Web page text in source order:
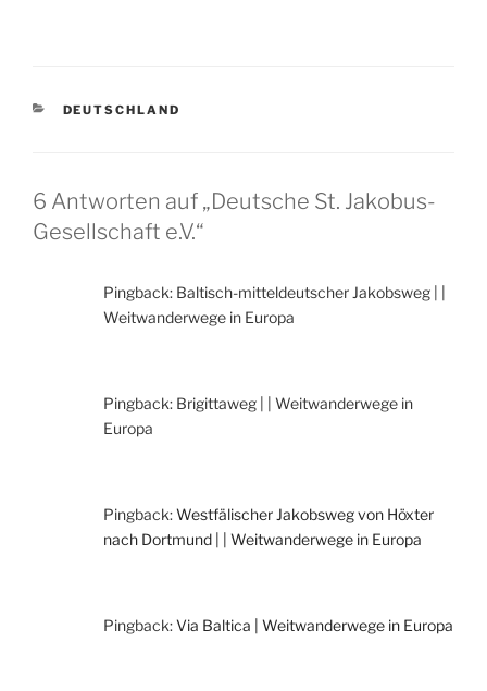
KATEGORIEN
DEUTSCHLAND
6 Antworten auf „Deutsche St. Jakobus-
Gesellschaft e.V.“
Pingback: Baltisch-mitteldeutscher Jakobsweg | |
Weitwanderwege in Europa
Pingback: Brigittaweg | | Weitwanderwege in
Europa
Pingback:Westfälischer Jakobsweg von Höxter
nach Dortmund | | Weitwanderwege in Europa
Pingback:Via Baltica | Weitwanderwege in Europa